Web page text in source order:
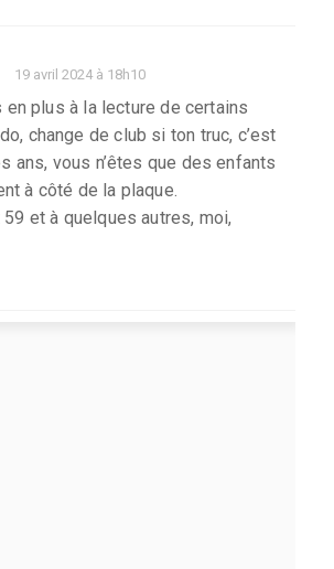
19 avril 2024 à 18h10
en plus à la lecture de certains
change de club si ton truc, c’est
ans, vous n’êtes que des enfants
à côté de la plaque.
59 et à quelques autres, moi,